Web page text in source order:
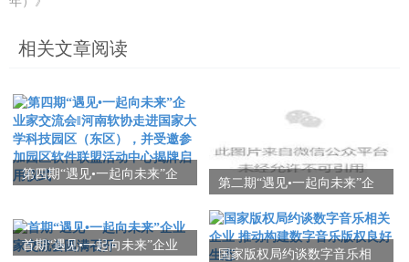
相关文章阅读
第四期“遇见•一起向未来”企
并受邀参加园区软件联盟活
动中心揭牌启用仪式
第二期“遇见•一起向未来”企
首期“遇见•一起向未来”企业
国家版权局约谈数字音乐相